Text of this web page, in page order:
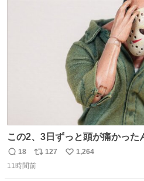
この2、3日ずっと頭が痛かった
ら…
返
信
18
リ
ポ
127
い
1,264
11時間前